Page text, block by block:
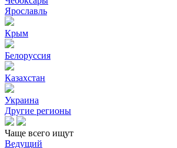
Ярославль
Крым
Белоруссия
Казахстан
Украина
Другие регионы
Чаще всего ищут
Ведущий